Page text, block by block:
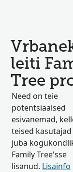
leiti
Tree
Need on teie
potentsiaalsed
esivanemad,
teised
juba
Family Tree'sse
lisanud. Lisainfo